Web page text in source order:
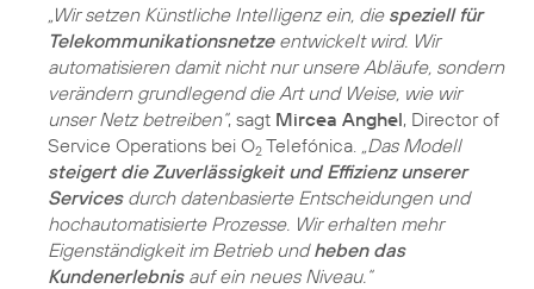
„Wir setzen Künstliche Intelligenz ein, die speziell für
Telekommunikationsnetzeentwickelt wird. Wir
automatisieren damit nicht nur unsere Abläufe, sondern
verändern grundlegend die Art und Weise, wie wir
unser Netz betreiben“, sagt Mircea Anghel, Director of
Service Operations bei O2 Telefónica.
„Das Modell
steigert die Zuverlässigkeit und Effizienz unserer
Servicesdurch datenbasierte Entscheidungen und
hochautomatisierte Prozesse. Wir erhalten mehr
Eigenständigkeit im Betrieb undheben das
Kundenerlebnisauf ein neues Niveau.“